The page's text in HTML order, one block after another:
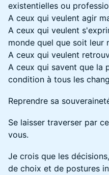
existentielles ou
A ceux qui veulent agir
A ceux qui veulent
monde quel que soit leur
A ceux qui veulent
A ceux qui savent que la
condition à tous les
Reprendre sa
Se laisser traverser par
vous.
Je crois que les
de choix et de postures